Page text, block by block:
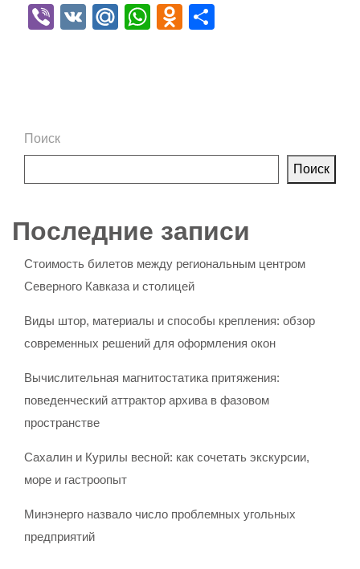
Viber
VK Mail.Ru
WhatsApp
Odnoklassniki
Поиск
Поиск
Последние записи
Стоимость билетов между региональным центром
Северного Кавказа и столицей
Виды штор, материалы и способы крепления: обзор
современных решений для оформления окон
Вычислительная магнитостатика притяжения:
поведенческий аттрактор архива в фазовом
пространстве
Сахалин и Курилы весной: как сочетать экскурсии,
море и гастроопыт
Минэнерго назвало число проблемных угольных
предприятий